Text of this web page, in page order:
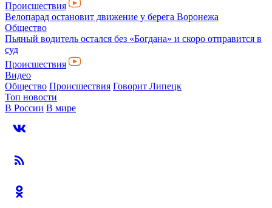
Происшествия
Велопарад остановит движение у берега Воронежа
Общество
Пьяный водитель остался без «Богдана» и скоро отправится в
суд
Происшествия
Видео
Общество Происшествия Говорит Липецк
Топ новости
В России В мире